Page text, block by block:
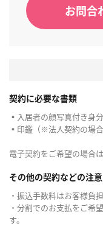
お問合
契約に必要な書類
▪入居者の顔写真付き身
▪印鑑（※法人契約の場合
電子契約をご希望の場合
その他の契約などの注
・振込手数料はお客様負
・分割でのお支払をご希
す。